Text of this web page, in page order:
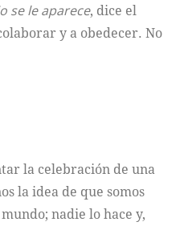
se le aparece, dice el
y a obedecer. No
la celebración de una
la idea de que somos
nadie lo hace y,